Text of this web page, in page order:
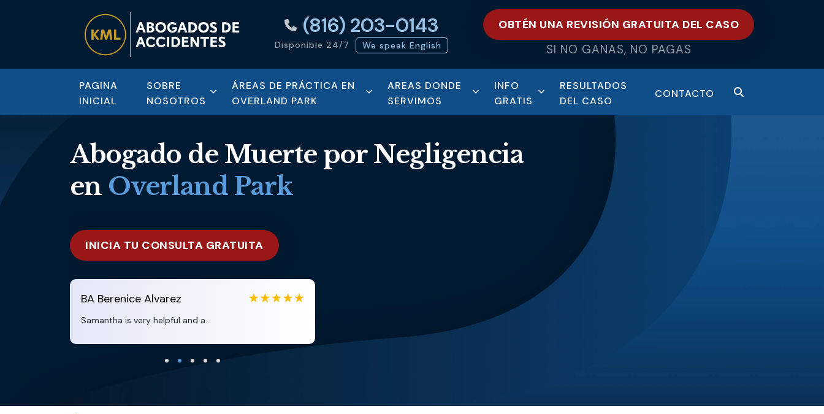
(816) 203-0143
Disponible 24/7 We speak English
OBTÉN UNA REVISIÓN GRATUITA DEL CASO
SI NO GANAS, NO PAGAS
PAGINA
INICIAL
SOBRE
NOSOTROS
ÁREAS DE PRÁCTICA EN
OVERLAND PARK
AREAS DONDE
SERVIMOS
INFO
GRATIS
RESULTADOS
DEL CASO
CONTACTO
Abogado de Muerte por Negligencia
en Overland Park
INICIA TU CONSULTA GRATUITA
Eboni Bowie
Clara extremely helpful and ve... Samantha was super helpful in ...